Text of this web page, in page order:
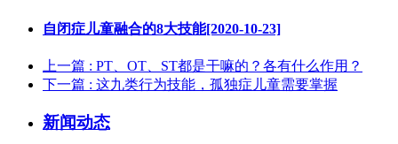
自闭症儿童融合的8大技能[2020-10-23]
上一篇 : PT、OT、ST都是干嘛的？各有什么作用？
下一篇 : 这九类行为技能，孤独症儿童需要掌握
新闻动态